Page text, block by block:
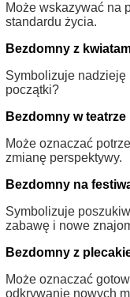
Może wskazywać na
standardu życia.
Bezdomny z
Symbolizuje nadzieję
początki?
Bezdomny w teatrze
Może oznaczać
zmianę perspektywy.
Bezdomny na
Symbolizuje
zabawę i nowe
Bezdomny z
Może oznaczać
odkrywanie nowych